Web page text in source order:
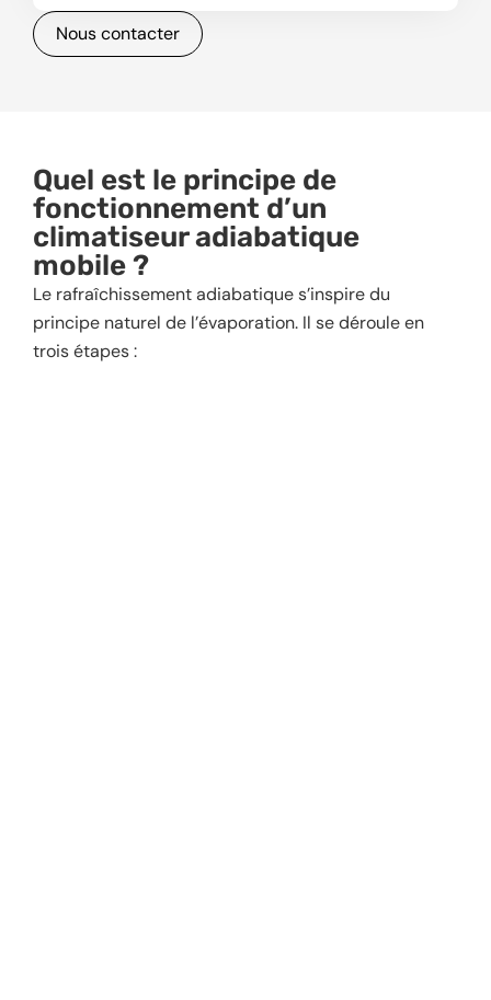
Nous contacter
Quel est le principe de
fonctionnement d’un
climatiseur adiabatique
mobile ?
Le rafraîchissement adiabatique s’inspire du
principe naturel de l’évaporation. Il se déroule en
trois étapes :